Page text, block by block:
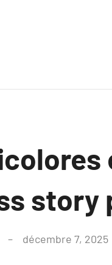
story
décembre 7, 2025